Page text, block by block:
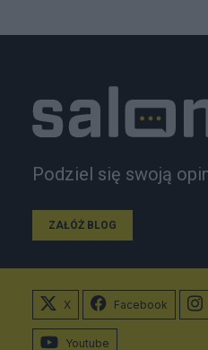
Podziel się swoją
ZAŁÓŻ BLOG
X Facebook
Youtube